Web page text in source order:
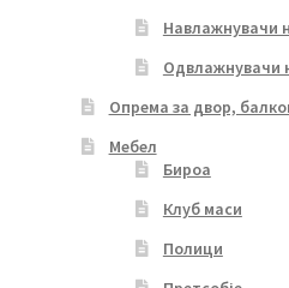
Навлажнувачи
Одвлажнувачи
Опрема за двор,
Мебел
Бироа
Клуб маси
Полици